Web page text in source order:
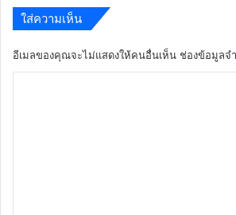
ใส่ความเห็น
อีเมลของคุณจะไม่แสดงให้คนอื่นเห็น ช่องข้อมูลจ